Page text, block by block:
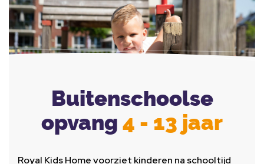
Buitenschoolse
opvang 4 - 13 jaar
Royal Kids Home voorziet kinderen na schooltijd